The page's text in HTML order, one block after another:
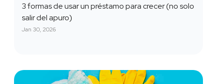
3 formas de usar un préstamo para crecer (no solo
salir del apuro)
Jan 30, 2026